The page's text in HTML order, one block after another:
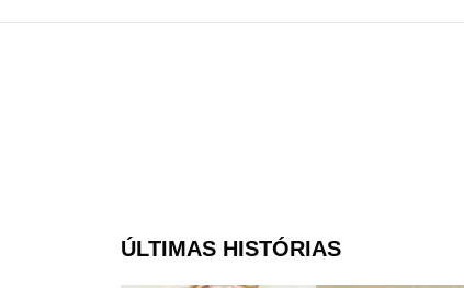
ÚLTIMAS HISTÓRIAS